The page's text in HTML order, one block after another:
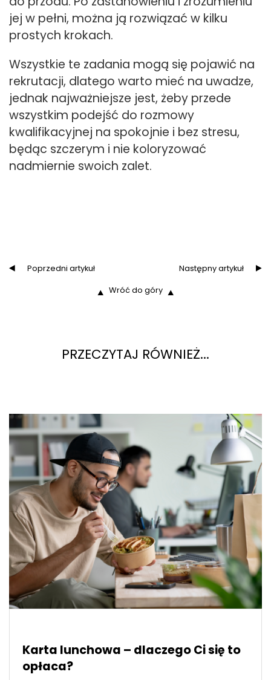
jej w pełni, można ją rozwiązać w kilku
prostych krokach.
Wszystkie te zadania mogą się pojawić na
rekrutacji, dlatego warto mieć na uwadze,
jednak najważniejsze jest, żeby przede
wszystkim podejść do rozmowy
kwalifikacyjnej na spokojnie i bez stresu,
będąc szczerym i nie koloryzować
nadmiernie swoich zalet.
Poprzedni artykuł
Następny artykuł
Wróć do góry
PRZECZYTAJ RÓWNIEŻ...
Karta lunchowa – dlaczego Ci się to
opłaca?